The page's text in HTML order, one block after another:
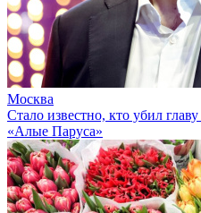
Москва
Стало известно, кто убил
«Алые Паруса»